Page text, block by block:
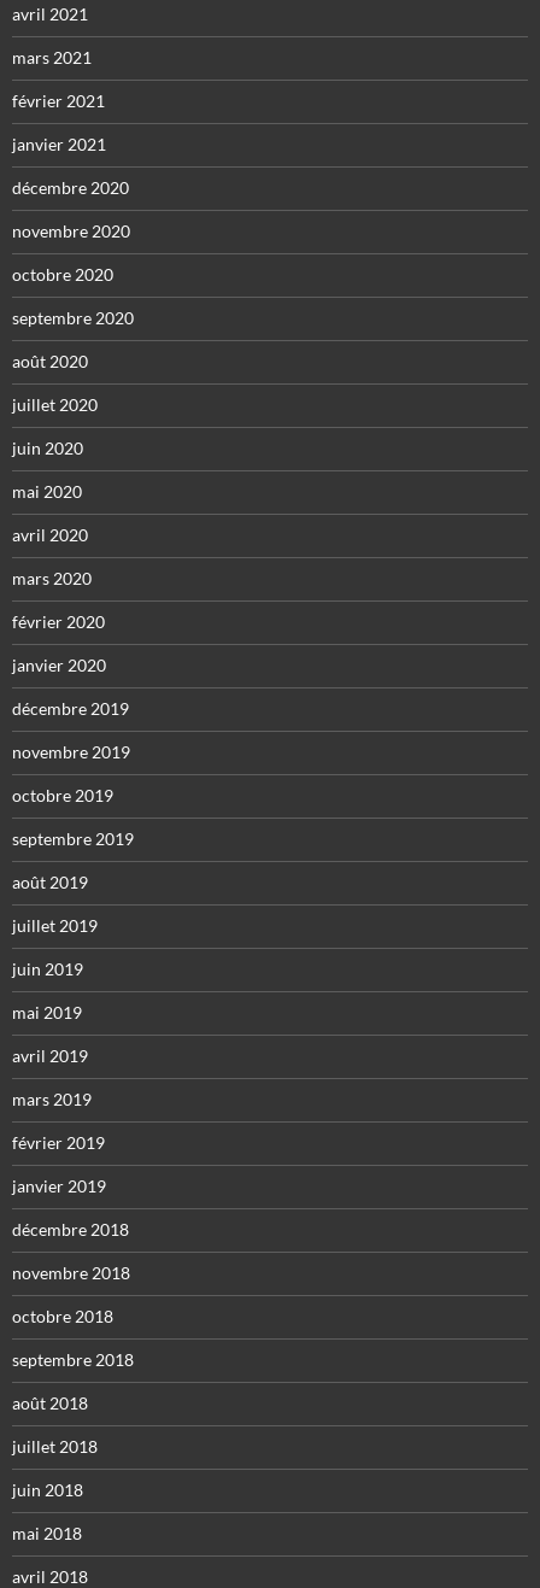
avril 2021
mars 2021
février 2021
janvier 2021
décembre 2020
novembre 2020
octobre 2020
septembre 2020
août 2020
juillet 2020
juin 2020
mai 2020
avril 2020
mars 2020
février 2020
janvier 2020
décembre 2019
novembre 2019
octobre 2019
septembre 2019
août 2019
juillet 2019
juin 2019
mai 2019
avril 2019
mars 2019
février 2019
janvier 2019
décembre 2018
novembre 2018
octobre 2018
septembre 2018
août 2018
juillet 2018
juin 2018
mai 2018
avril 2018